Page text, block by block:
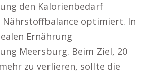
den Kalorienbedarf
optimiert. In
Ernährung
Meersburg. Beim Ziel, 20
zu verlieren, sollte die